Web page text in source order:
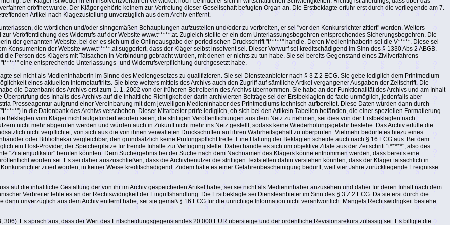
eröffnet wurde. Der Kläger gehörte keinem zur Vertretung dieser Gesellschaft befugten Organ an. Die Erstbeklagte erfuhr erst durch die vorliegende am 7.
Artikel nach Klagezustellung unverzüglich aus dem Archiv entfernt.
die wörtlichen und/oder sinngemäßen Behauptungen aufzustellen und/oder zu verbreiten, er sei "vor den Konkursrichter zitiert" worden. Weiters
Veröffentlichung des Widerrufs auf der Website www.t*****.at. Zugleich stellte er ein dem Unterlassungsbegehren entsprechendes Sicherungsbegehren. Die
der genannten Website, bei der es sich um die Onlineausgabe der periodischen Druckschrift "t*****" handle. Deren Medieninhaberin sei die V*****. Diese sei
Konsumenten der Website www.t*****.at suggeriert, dass der Kläger selbst insolvent sei. Dieser Vorwurf sei kreditschädigend im Sinn des § 1330 Abs 2 ABGB.
Person des Klägers mit Tatsachen in Verbindung gebracht würden, mit denen er nichts zu tun habe. Sie sei bereits Gegenstand eines Zivilverfahrens
eine entsprechende Unterlassungs- und Widerrufsverpflichtung durchgesetzt habe.
sei nicht als Medieninhaberin im Sinne des Mediengesetzes zu qualifizieren. Sie sei Diensteanbieter nach § 3 Z 2 ECG. Sie gebe lediglich dem Printmedium
eines aktuellen Internetauftritts. Sie biete weiters mittels des Archivs auch den Zugriff auf sämtliche Artikel vergangener Ausgaben der Zeitschrift. Die
die Datenbank des Archivs erst zum 1. 1. 2002 von der früheren Betreiberin des Archivs übernommen. Sie habe an der Funktionalität des Archivs und am Inhalt
des Inhalts des Archivs auf die inhaltliche Richtigkeit der darin archivierten Beiträge sei der Erstbeklagten de facto unmöglich, jedenfalls aber
Presseagentur aufgrund einer Vereinbarung mit dem jeweiligen Medieninhaber des Printmediums technisch aufbereitet. Diese Daten würden dann durch
in die Datenbank des Archivs verschoben. Dieser Mitarbeiter prüfe lediglich, ob sich bei den Artikeln Tabellen befänden, die einer speziellen Formatierung
vom Kläger nicht aufgefordert worden seien, die strittigen Veröffentlichungen aus dem Netz zu nehmen, sei dies von der Erstbeklagten nach
nicht mehr abgerufen werden und würden auch in Zukunft nicht mehr ins Netz gestellt, sodass keine Wiederholungsgefahr bestehe. Das Archiv erfülle die
nicht verpflichtet, von sich aus die von ihnen verwalteten Druckschriften auf ihren Wahrheitsgehalt zu überprüfen. Vielmehr bedürfe es hiezu eines
oder Bibliothekar vergleichbar, den grundsätzlich keine Prüfungspflicht treffe. Eine Haftung der Beklagten scheide auch nach § 16 ECG aus. Bei dem
ein Host-Provider, der Speicherplätze für fremde Inhalte zur Verfügung stelle. Dabei handle es sich um objektive Zitate aus der Zeitschrift "t*****", also des
"Zitatenjudikatur" berufen könnten. Dem Suchergebnis bei der Suche nach dem Nachnamen des Klägers könne entnommen werden, dass bereits eine
worden sei. Es sei daher auszuschließen, dass die Archivbenutzer die strittigen Textstellen dahin verstehen könnten, dass der Kläger tatsächlich in
zitiert worden, in keiner Weise kreditschädigend. Zudem hätte es einer Gefahrenbescheinigung bedurft, weil vier Jahre zurückliegende Ereignisse
auf die inhaltliche Gestaltung der von ihr im Archiv gespeicherten Artikel habe, sei sie nicht als Medieninhaber anzusehen und daher für deren Inhalt nach dem
Verbreiter fehle es an der Rechtswidrigkeit der Eingriffshandlung. Die Erstbeklagte sei Diensteanbieter im Sinn des § 3 Z 2 ECG. Da sie erst durch die
unverzüglich aus dem Archiv entfernt habe, sei sie gemäß § 16 ECG für die unrichtige Information nicht verantwortlich. Mangels Rechtswidrigkeit bestehe
Es sprach aus, dass der Wert des Entscheidungsgegenstandes 20.000 EUR übersteige und der ordentliche Revisionsrekurs zulässig sei. Es billigte die